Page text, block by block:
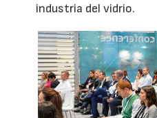
industria del vidrio.